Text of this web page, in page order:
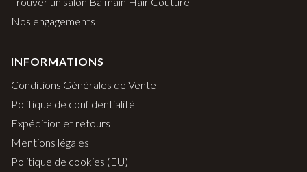
Nos engagements
INFORMATIONS
Conditions Générales de Vente
Politique de confidentialité
Expédition et retours
Mentions légales
Politique de cookies (EU)